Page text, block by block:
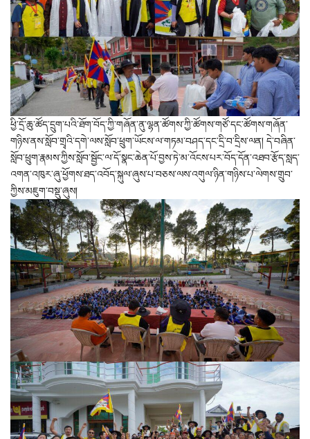
ཕྱི་དྲོ་ཆུ་ཚོད་དྲུག་པའི་ཐོག་བོད་ཀྱི་གཞོན་ནུ་ལྷན་ཚོགས་ཀྱི་ཚོགས་གཙོ་དང་ཚོགས་གཞོན་
གཉིས་ནས་སློབ་གྲྭའི་དགེ་ལས་སློབ་ཕྲུག་ཡོངས་ལ་གཏམ་བཤད་དང་དྲི་བ་དྲིས་ལན། དེ་བཞིན་
སློབ་ཕྲུག་རྣམས་ཀྱིས་སློབ་སྦྱོང་ལ་དོ་སྣང་ཆེན་པོ་བྱས་ཏེ་མ་འོངས་པར་བོད་དོན་འཐབ་རྩོད་སླད་
འགན་འཁུར་ཞུ་ཕྱོགས་ཐད་འབོད་སྐུལ་ཞུས་པ་བཅས་ལས་འགུལ་ཉིན་གཉིས་པ་ལེགས་གྲུབ་
ཀྱིས་མཇུག་བསྡུ་ཞུས།